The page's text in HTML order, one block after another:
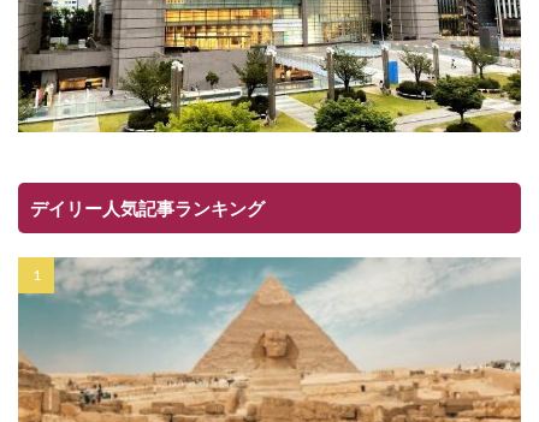
デイリー人気記事ランキング